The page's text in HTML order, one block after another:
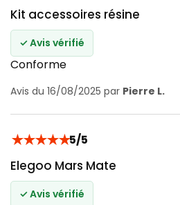
Kit accessoires résine
✓ Avis vérifié
Conforme
Avis du 16/08/2025 par Pierre L.
★★★★★5/5
Elegoo Mars Mate
✓ Avis vérifié